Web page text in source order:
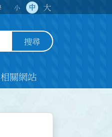
小 中 大
搜尋
相關網站